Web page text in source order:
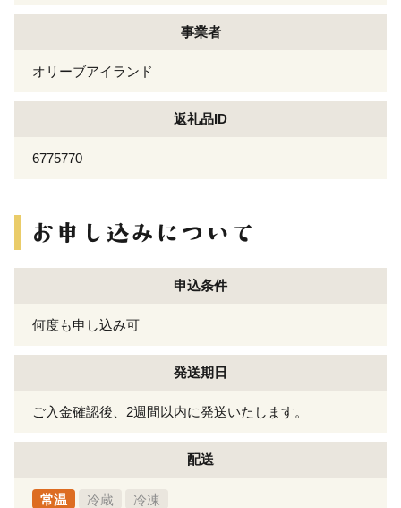
事業者
オリーブアイランド
返礼品ID
6775770
申込条件
何度も申し込み可
発送期日
ご入金確認後、2週間以内に発送いたします。
配送
常温 冷蔵 冷凍